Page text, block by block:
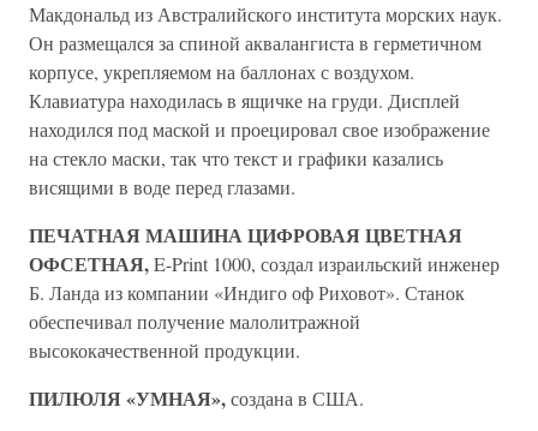
Макдональд из Австралийского института морских наук.
Он размещался за спиной аквалангиста в герметичном
корпусе, укрепляемом на баллонах с воздухом.
Клавиатура находилась в ящичке на груди. Дисплей
находился под маской и проецировал свое изображение
на стекло маски, так что текст и графики казались
висящими в воде перед глазами.
ПЕЧАТНАЯ МАШИНА ЦИФРОВАЯ ЦВЕТНАЯ
ОФСЕТНАЯ,E-Print 1000, создал израильский инженер
Б. Ланда из компании «Индиго оф Риховот». Станок
обеспечивал получение малолитражной
высококачественной продукции.
ПИЛЮЛЯ «УМНАЯ»,создана в США.